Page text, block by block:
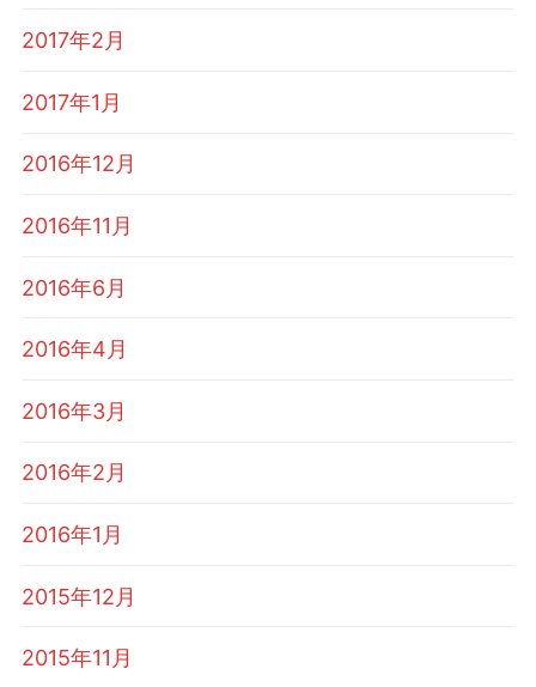
2017年2月
2017年1月
2016年12月
2016年11月
2016年6月
2016年4月
2016年3月
2016年2月
2016年1月
2015年12月
2015年11月